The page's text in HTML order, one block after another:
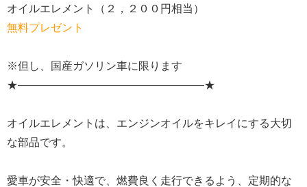
オイルエレメント（２，２００円相当）
無料プレゼント
※但し、国産ガソリン車に限ります
★—————————————————★
オイルエレメントは、エンジンオイルをキレイにする大切
な部品です。
愛車が安全・快適で、燃費良く走行できるよう、定期的な